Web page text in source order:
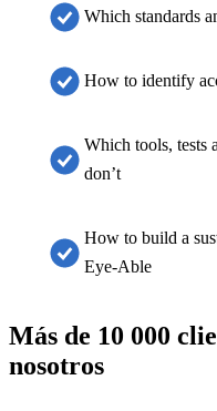
Which standards
How to identify
Which tools, tests
don’t
How to build a
Eye-Able
Más de 10 000
nosotros